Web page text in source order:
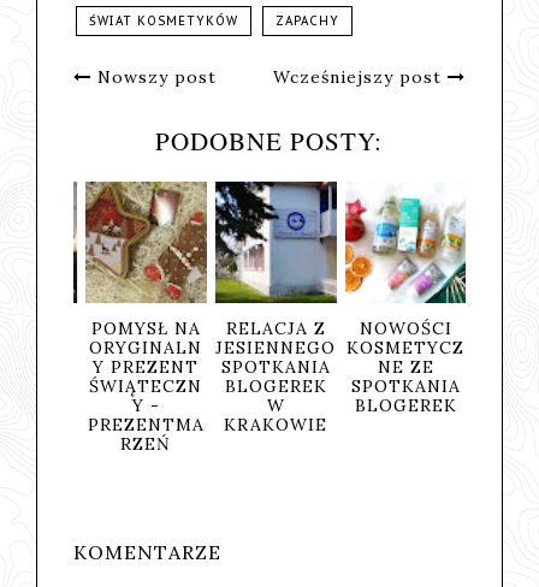
ŚWIAT KOSMETYKÓW ZAPACHY
Nowszy post Wcześniejszy post
PODOBNE POSTY:
POMYSŁ NA
ORYGINALN
Y PREZENT
ŚWIĄTECZN
Y -
PREZENTMA
RZEŃ
RELACJA Z
JESIENNEGO
SPOTKANIA
BLOGEREK
W
KRAKOWIE
NOWOŚCI
KOSMETYCZ
NE ZE
SPOTKANIA
BLOGEREK
KOMENTARZE